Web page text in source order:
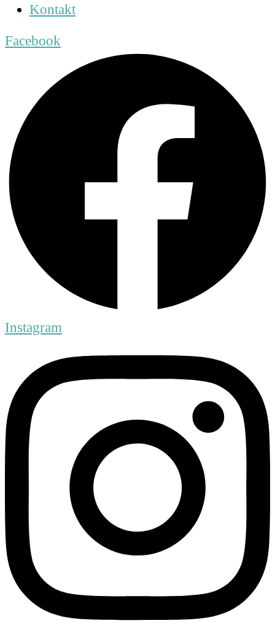
Kontakt
Facebook
Instagram